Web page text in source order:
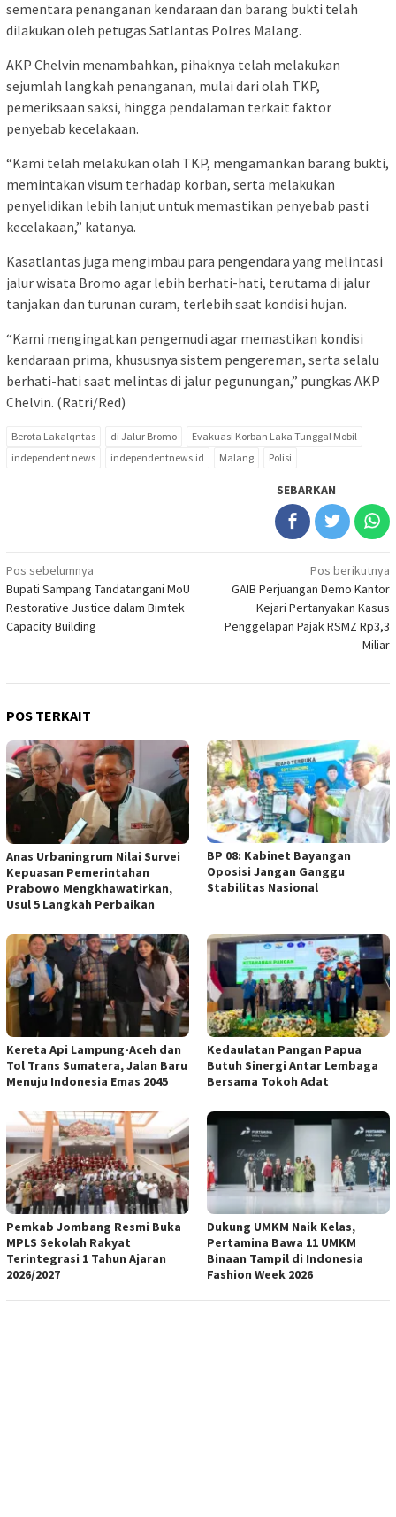
sementara penanganan kendaraan dan barang bukti telah
dilakukan oleh petugas Satlantas Polres Malang.
AKP Chelvin menambahkan, pihaknya telah melakukan
sejumlah langkah penanganan, mulai dari olah TKP,
pemeriksaan saksi, hingga pendalaman terkait faktor
penyebab kecelakaan.
“Kami telah melakukan olah TKP, mengamankan barang bukti,
memintakan visum terhadap korban, serta melakukan
penyelidikan lebih lanjut untuk memastikan penyebab pasti
kecelakaan,” katanya.
Kasatlantas juga mengimbau para pengendara yang melintasi
jalur wisata Bromo agar lebih berhati-hati, terutama di jalur
tanjakan dan turunan curam, terlebih saat kondisi hujan.
“Kami mengingatkan pengemudi agar memastikan kondisi
kendaraan prima, khususnya sistem pengereman, serta selalu
berhati-hati saat melintas di jalur pegunungan,” pungkas AKP
Chelvin. (Ratri/Red)
Berota Lakalqntas di Jalur Bromo
Evakuasi Korban Laka Tunggal Mobil
independent news
independentnews.id Malang Polisi
SEBARKAN
Navigasi
pos
Pos sebelumnya
Bupati Sampang Tandatangani MoU
Restorative Justice dalam Bimtek
Capacity Building
Pos berikutnya
GAIB Perjuangan Demo Kantor
Kejari Pertanyakan Kasus
Penggelapan Pajak RSMZ Rp3,3
Miliar
POS TERKAIT
Anas Urbaningrum Nilai Survei
Kepuasan Pemerintahan
Prabowo Mengkhawatirkan,
Usul 5 Langkah Perbaikan
BP 08: Kabinet Bayangan
Oposisi Jangan Ganggu
Stabilitas Nasional
Kereta Api Lampung-Aceh dan
Tol Trans Sumatera, Jalan Baru
Menuju Indonesia Emas 2045
Kedaulatan Pangan Papua
Butuh Sinergi Antar Lembaga
Bersama Tokoh Adat
Pemkab Jombang Resmi Buka
MPLS Sekolah Rakyat
Terintegrasi 1 Tahun Ajaran
2026/2027
Dukung UMKM Naik Kelas,
Pertamina Bawa 11 UMKM
Binaan Tampil di Indonesia
Fashion Week 2026